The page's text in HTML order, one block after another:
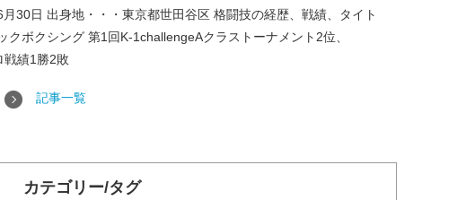
30日 出身地・・・東京都世田谷区 格闘技の経歴、戦績、タイト
クボクシング 第1回K-1challengeAクラストーナメント2位、
戦績1勝2敗
記事一覧
カテゴリー/タグ